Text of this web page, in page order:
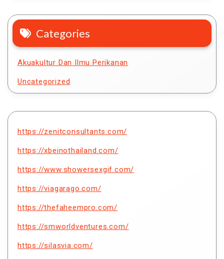
Categories
Akuakultur Dan Ilmu Perikanan
Uncategorized
https://zenitconsultants.com/
https://xbeinothailand.com/
https://www.showersexgif.com/
https://viagarago.com/
https://thefaheempro.com/
https://smworldventures.com/
https://silasvia.com/